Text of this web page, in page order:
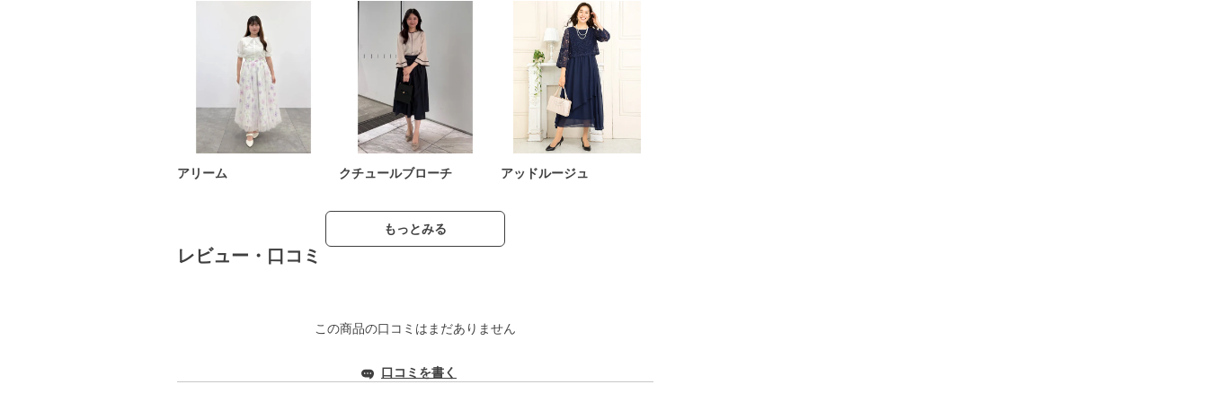
アリーム クチュールブローチ アッドルージュ
もっとみる
レビュー・口コミ
この商品の口コミはまだありません
口コミを書く